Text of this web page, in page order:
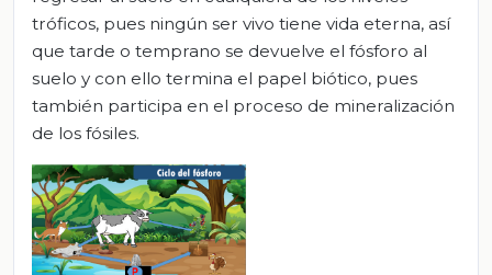
tróficos, pues ningún ser vivo tiene vida eterna, así
que tarde o temprano se devuelve el fósforo al
suelo y con ello termina el papel biótico, pues
también participa en el proceso de mineralización
de los fósiles.